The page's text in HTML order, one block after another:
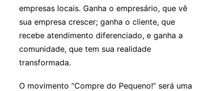
empresas locais. Ganha o empresário, que vê
sua empresa crescer; ganha o cliente, que
recebe atendimento diferenciado, e ganha a
comunidade, que tem sua realidade
transformada.
O movimento “Compre do Pequeno!” será uma